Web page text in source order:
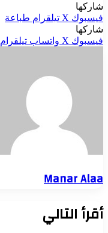
شاركها
فيسبوك ‫X تيلقرام طباعة
شاركها
فيسبوك ‫X واتساب تيلقرام
Manar Alaa
أقرأ التالي